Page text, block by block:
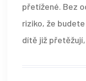
přetížené. Bez
riziko, že
dítě již